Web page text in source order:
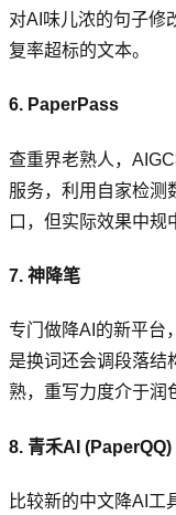
对AI味儿浓的句子修
复率超标的文本。
6. PaperPass
查重界老熟人，
服务，利用自家检测
口，但实际效果中规
7. 神降笔
专门做降AI的新平台
是换词还会调段落结
熟，重写力度介于润
8. 青禾AI (PaperQQ)
比较新的中文降AI工